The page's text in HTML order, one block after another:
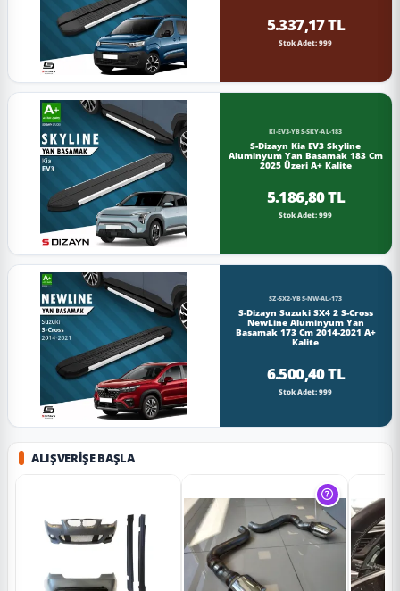
5.337,17 TL
Stok Adet: 999
KI-EV3-YBS-SKY-AL-183
S-Dizayn Kia EV3 Skyline
Aluminyum Yan Basamak 183 Cm
2025 Üzeri A+ Kalite
5.186,80 TL
Stok Adet: 999
SZ-SX2-YBS-NW-AL-173
S-Dizayn Suzuki SX4 2 S-Cross
NewLine Aluminyum Yan
Basamak 173 Cm 2014-2021 A+
Kalite
6.500,40 TL
Stok Adet: 999
ALIŞVERIŞE BAŞLA